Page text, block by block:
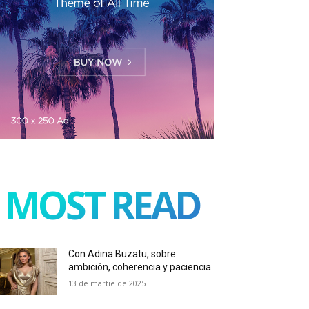
MOST READ
Con Adina Buzatu, sobre
ambición, coherencia y paciencia
13 de martie de 2025